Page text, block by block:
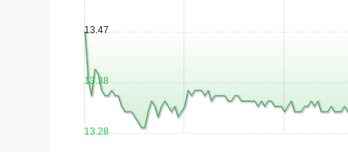
13.28
13.38
13.47